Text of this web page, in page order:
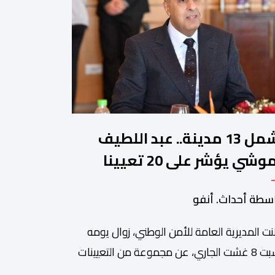
تشمل 13 مدينة.. عبد اللطيف
حموشي يؤشر على 20 تعيينا
في مناصب المسؤولية
الأمن الوطني
أحداث. أنفو
المديرية العامة للأمن الوطني، زوال يومه
السبت 8 غشت الجاري، عن مجموعة من التعيينات